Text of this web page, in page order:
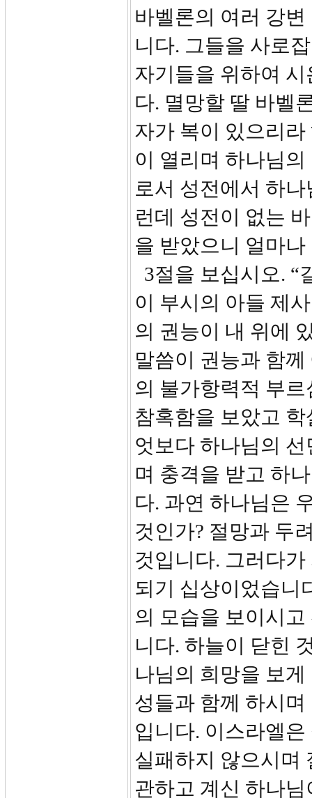
바벨론의 여러 강
니다. 그들을 사로
자기들을 위하여
다. 멸망할 딸 바벨
자가 복이 있으리
이 열리며 하나님
로서 성전에서 하
런데 성전이 없는
을 받았으니 얼마
3절을 보십시오. “
이 부시의 아들 제
의 권능이 내 위에
말씀이 권능과 함
의 불가항력적 부
참혹함을 보았고
엇보다 하나님의
며 충격을 받고 하
다. 과연 하나님은
것인가? 절망과 두
것입니다. 그러다
되기 십상이었습니
의 모습을 보이시
니다. 하늘이 닫힌
나님의 희망을 보
성들과 함께 하시
입니다. 이스라엘
실패하지 않으시며
관하고 계신 하나